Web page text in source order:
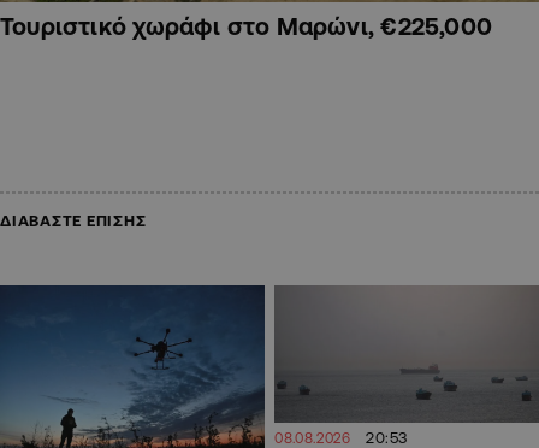
Τουριστικό χωράφι στο Μαρώνι, €225,000
ΔΙΑΒΑΣΤΕ ΕΠΙΣΗΣ
08.08.2026 20:53